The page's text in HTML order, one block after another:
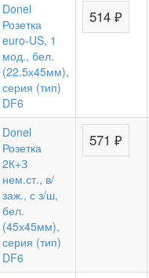
Donel
Розетка
euro-US, 1
мод., бел.
(22.5х45мм),
серия (тип)
DF6
514 ₽
Donel
Розетка
2К+З
нем.ст., в/
заж., с з/ш,
бел.
(45х45мм),
серия (тип)
DF6
571 ₽